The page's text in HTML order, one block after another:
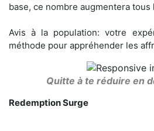
base, ce nombre augmentera tous
Avis à la population: votre
méthode pour appréhender les
Quitte à te réduire en
Redemption Surge